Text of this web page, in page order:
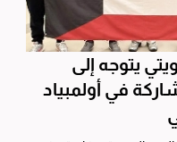
يتوجه إلى
في أولمبياد